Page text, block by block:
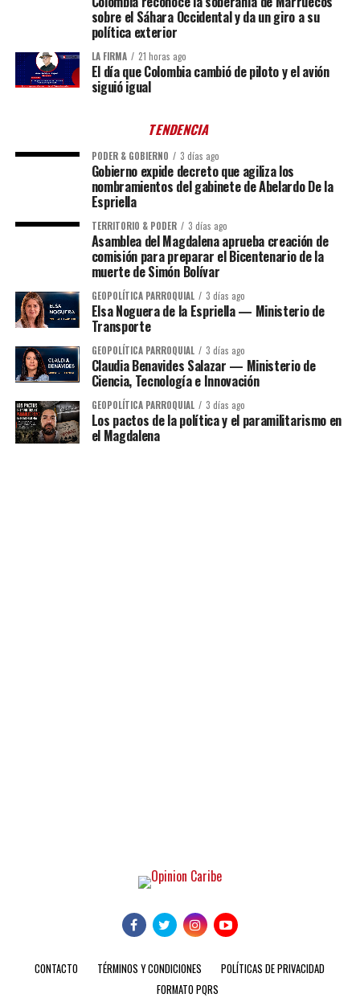
sobre el Sáhara Occidental y da un giro a su
política exterior
LA FIRMA 21 horas ago
El día que Colombia cambió de piloto y el avión
siguió igual
TENDENCIA
PODER & GOBIERNO 3 días ago
Gobierno expide decreto que agiliza los
nombramientos del gabinete de Abelardo De la
Espriella
TERRITORIO & PODER 3 días ago
Asamblea del Magdalena aprueba creación de
comisión para preparar el Bicentenario de la
muerte de Simón Bolívar
GEOPOLÍTICA PARROQUIAL 3 días ago
Elsa Noguera de la Espriella — Ministerio de
Transporte
GEOPOLÍTICA PARROQUIAL 3 días ago
Claudia Benavides Salazar — Ministerio de
Ciencia, Tecnología e Innovación
GEOPOLÍTICA PARROQUIAL 3 días ago
Los pactos de la política y el paramilitarismo en
el Magdalena
CONTACTO TÉRMINOS Y CONDICIONES
POLÍTICAS DE PRIVACIDAD
FORMATO PQRS